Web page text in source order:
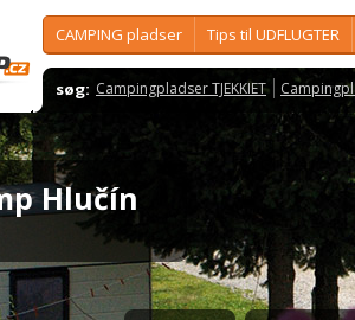
CAMPING pladser Tips til UDFLUGTER
søg: Campingpladser TJEKKIET
Hlučín